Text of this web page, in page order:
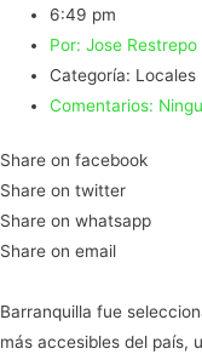
6:49 pm
Por: Jose Restrepo
Categoría: Locales
Comentarios:
Share on facebook
Share on twitter
Share on whatsapp
Share on email
Barranquilla fue
más accesibles del país,